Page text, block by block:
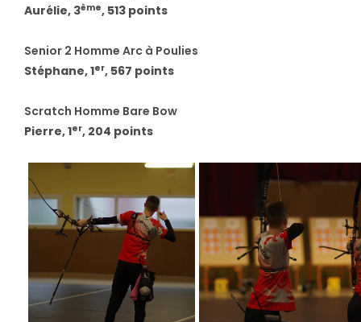
Aurélie, 3ème, 513 points
Senior 2 Homme Arc à Poulies
Stéphane, 1er, 567 points
Scratch Homme Bare Bow
Pierre, 1er, 204 points